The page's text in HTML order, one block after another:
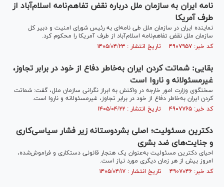
نامه ایران به سازمان ملل درباره نقض تفاهم‌نامه اسلام‌آباد از
طرف آمریکا
نماینده ایران در سازمان ملل طی نامه‌ای به رئیس شورای امنیت و دبیر کل
سازمان ملل نقض تفاهم‌نامه اسلام‌آباد از طرف آمریکا را محکوم کرد.
کد خبر: ۴۹۰۷۹۵۷ تاریخ انتشار : ۱۴۰۵/۰۴/۲۳
بقایی: شماتت کردن ایران به‌خاطر دفاع از خود در برابر تجاوز،
غیرمسئولانه و ناروا است
سخنگوی وزارت امور خارجه در واکنش به ابراز نگرانی سازمان ملل، گفت: شماتت
کردن ایران به‌خاطر دفاع از خود در برابر تجاوز، غیرمسئولانه و ناروا است.
کد خبر: ۴۹۰۷۷۶۵ تاریخ انتشار : ۱۴۰۵/۰۴/۲۲
دکترین مسئولیت؛ اصلی بشردوستانه زیر فشار سیاسی‌کاری
و جنایت‌های ضد بشری
احیای دکترین مسئولیت به‌عنوان یک هنجار قانونی دستکاری و فراموش‌شده،
امروز بیش از هر زمان دیگری مورد نیاز است.
کد خبر: ۴۹۰۷۰۴۶ تاریخ انتشار : ۱۴۰۵/۰۴/۱۷